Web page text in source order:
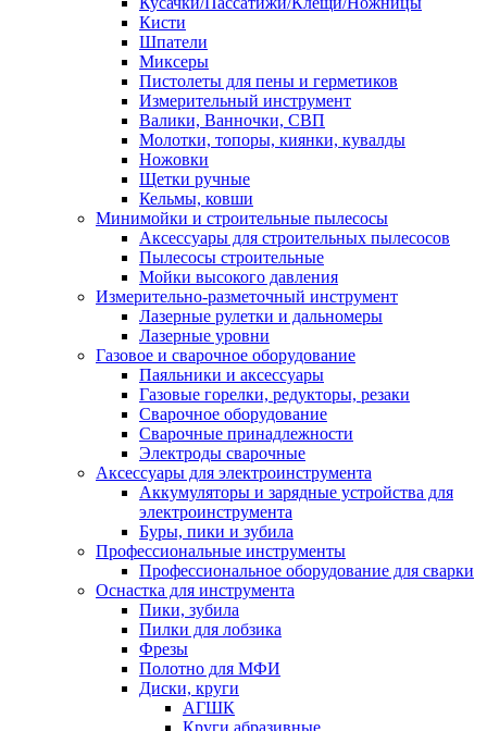
Кисти
Шпатели
Миксеры
Пистолеты для пены и герметиков
Измерительный инструмент
Валики, Ванночки, СВП
Молотки, топоры, киянки, кувалды
Ножовки
Щетки ручные
Кельмы, ковши
Минимойки и строительные пылесосы
Аксессуары для строительных пылесосов
Пылесосы строительные
Мойки высокого давления
Измерительно-разметочный инструмент
Лазерные рулетки и дальномеры
Лазерные уровни
Газовое и сварочное оборудование
Паяльники и аксессуары
Газовые горелки, редукторы, резаки
Сварочное оборудование
Сварочные принадлежности
Электроды сварочные
Аксессуары для электроинструмента
Аккумуляторы и зарядные устройства для
электроинструмента
Буры, пики и зубила
Профессиональные инструменты
Профессиональное оборудование для сварки
Оснастка для инструмента
Пики, зубила
Пилки для лобзика
Фрезы
Полотно для МФИ
Диски, круги
АГШК
Круги абразивные